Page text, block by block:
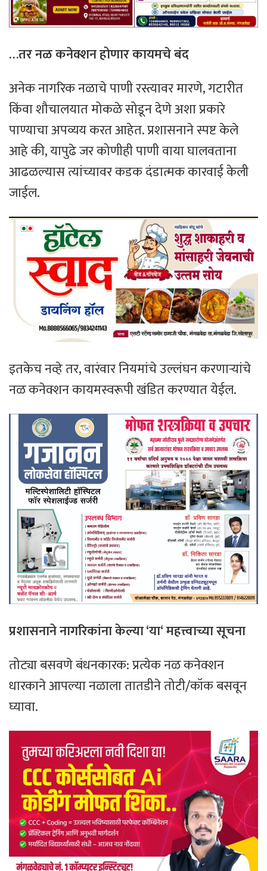
​…तरनळकनेक्शनहोणारकायमचेबंद
​अनेक नागरिक नळाचे पाणी रस्त्यावर मारणे, गटारीत
किंवा शौचालयात मोकळे सोडून देणे अशा प्रकारे
पाण्याचा अपव्यय करत आहेत. प्रशासनाने स्पष्ट केले
आहे की, यापुढे जर कोणीही पाणी वाया घालवताना
आढळल्यास त्यांच्यावर कडक दंडात्मक कारवाई केली
जाईल.
इतकेच नव्हे तर, वारंवार नियमांचे उल्लंघन करणाऱ्यांचे
नळ कनेक्शन कायमस्वरूपी खंडित करण्यात येईल.
प्रशासनानेनागरिकांनाकेल्या‘या‘महत्त्वाच्यासूचना
​तोट्या बसवणे बंधनकारक: प्रत्येक नळ कनेक्शन
धारकाने आपल्या नळाला तातडीने तोटी/कॉक बसवून
घ्यावा.